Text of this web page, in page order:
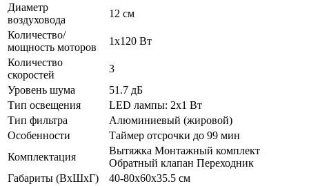
Диаметр
воздуховода
12 см
Количество/
мощность моторов
1х120 Вт
Количество
скоростей
3
Уровень шума
51.7 дБ
Тип освещения
LED лампы: 2х1 Вт
Тип фильтра
Алюминиевый (жировой)
Особенности
Таймер отсрочки до 99 мин
Комплектация
Вытяжка Монтажный комплект
Обратный клапан Переходник
Габариты (ВхШхГ)
40-80х60х35.5 см